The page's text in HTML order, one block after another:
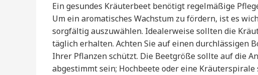
Ein gesundes Kräuterbeet benötigt regelmäßige
Um ein aromatisches Wachstum zu fördern, ist es
sorgfältig auszuwählen. Idealerweise sollten die
täglich erhalten. Achten Sie auf einen durchlässigen
Ihrer Pflanzen schützt. Die Beetgröße sollte auf die
abgestimmt sein; Hochbeete oder eine